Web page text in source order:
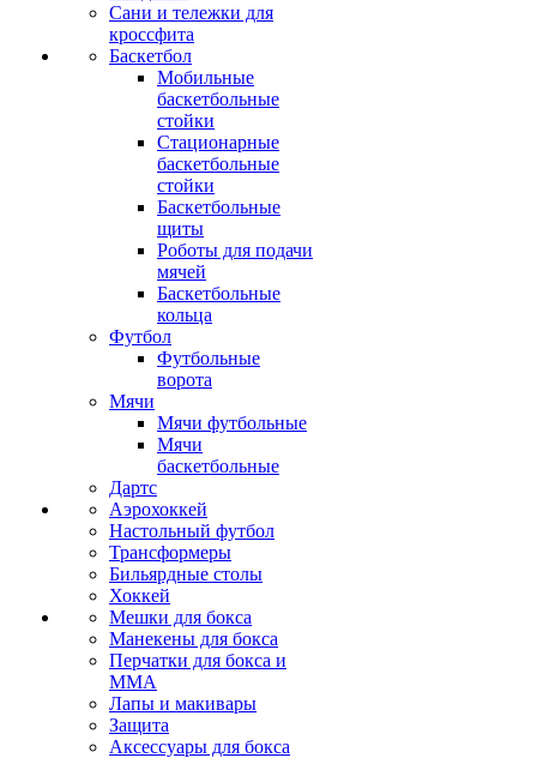
Сани и тележки для
кроссфита
Баскетбол
Мобильные
баскетбольные
стойки
Стационарные
баскетбольные
стойки
Баскетбольные
щиты
Роботы для подачи
мячей
Баскетбольные
кольца
Футбол
Футбольные
ворота
Мячи
Мячи футбольные
Мячи
баскетбольные
Дартс
Аэрохоккей
Настольный футбол
Трансформеры
Бильярдные столы
Хоккей
Мешки для бокса
Манекены для бокса
Перчатки для бокса и
MMA
Лапы и макивары
Защита
Аксессуары для бокса